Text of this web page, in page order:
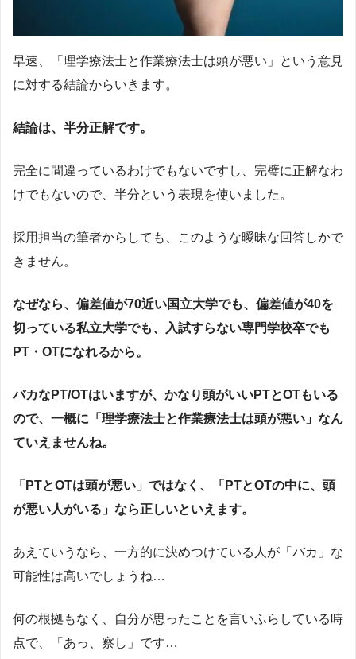
早速、「理学療法士と作業療法士は頭が悪い」という意見
に対する結論からいきます。
結論は、半分正解です。
完全に間違っているわけでもないですし、完璧に正解なわ
けでもないので、半分という表現を使いました。
採用担当の筆者からしても、このような曖昧な回答しかで
きません。
なぜなら、偏差値が70近い国立大学でも、偏差値が40を
切っている私立大学でも、入試すらない専門学校卒でも
PT・OTになれるから。
バカなPT/OTはいますが、かなり頭がいいPTとOTもいる
ので、一概に「理学療法士と作業療法士は頭が悪い」なん
ていえませんね。
「PTとOTは頭が悪い」ではなく、「PTとOTの中に、頭
が悪い人がいる」なら正しいといえます。
あえていうなら、一方的に決めつけている人が「バカ」な
可能性は高いでしょうね…
何の根拠もなく、自分が思ったことを言いふらしている時
点で、「あっ、察し」です…